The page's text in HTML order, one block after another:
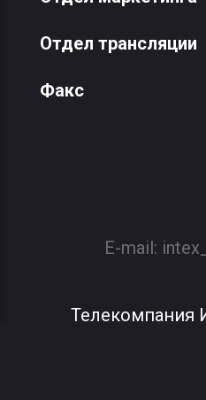
Отдел трансляции
Факс(8-
E-mail:
Телекомпания